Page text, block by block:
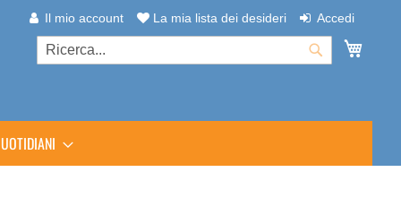
Il mio account La mia lista dei desideri Accedi
Cerca